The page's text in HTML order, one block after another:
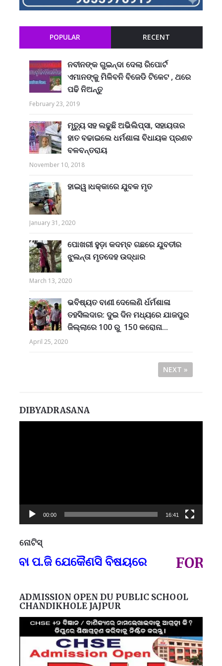
POPULAR RECENT
ନବୀନଙ୍କ ଗୁଇନ୍ଦା ଦେଲା ରିପୋର୍ଟ
ଏମାନଙ୍କୁ ମିଳିବନି ବିଜେଡି ଟିକେଟ , ଥରେ
ପଢି ନିଅନ୍ତୁ
February 23, 2019
ମୃତ୍ୟୁ ସହ ଲଢୁଛି ଅଭିଲିପ୍ସା, ସହାୟତାର
ହାତ ବଢାଇଲେ ଧର୍ମଶାଳା ବିଧାୟକ ପ୍ରଣବ
ବଳବନ୍ତରାୟ
November 10, 2018
ହାଇୱ।ଧକ୍କାରେ ଯୁବକ ମୃତ
January 31, 2020
ପୋଖରୀ ହୁଡ଼ା କଦମ୍ବ ଗଛରେ ଯୁବତୀର
ଝୁଲନ୍ତା ମୃତଦେହ ଉଦ୍ଧାର
March 13, 2020
ଭବିଷ୍ୟତ ବାଣୀ ଦେଲେଣି ର୍ଧର୍ମଶାଳା
ତହସିଲଦାର: ଦୁଇ ଦିନ ମଧ୍ୟରେ ଯାଜପୁର
ଜିଲ୍ଲାରେ 100 ରୁ 150 କରୋନା...
April 25, 2020
NEXT »
DIBYADRASANA
00:00 16:41
ନୋଟିସ୍
ପ.ଜି ଯେକୈଣସି ବିଷୟରେ FOR
ADMISSION OPEN DU PUBLIC SCHOOL
CHANDIKHOLE JAJPUR